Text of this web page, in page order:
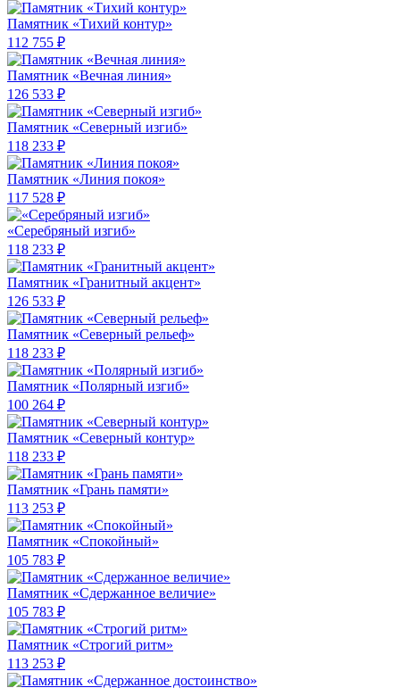
Памятник «Тихий контур»
112 755 ₽
Памятник «Вечная линия»
126 533 ₽
Памятник «Северный изгиб»
118 233 ₽
Памятник «Линия покоя»
117 528 ₽
«Серебряный изгиб»
118 233 ₽
Памятник «Гранитный акцент»
126 533 ₽
Памятник «Северный рельеф»
118 233 ₽
Памятник «Полярный изгиб»
100 264 ₽
Памятник «Северный контур»
118 233 ₽
Памятник «Грань памяти»
113 253 ₽
Памятник «Спокойный»
105 783 ₽
Памятник «Сдержанное величие»
105 783 ₽
Памятник «Строгий ритм»
113 253 ₽